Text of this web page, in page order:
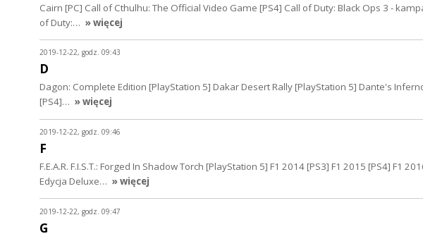
Cairn [PC] Call of Cthulhu: The Official Video Game [PS4] Call of Duty: Black Ops 3 -
of Duty:… » więcej
2019-12-22, godz. 09:43
D
Dagon: Complete Edition [PlayStation 5] Dakar Desert Rally [PlayStation 5] Dante's
[PS4]… » więcej
2019-12-22, godz. 09:46
F
F.E.A.R. F.I.S.T.: Forged In Shadow Torch [PlayStation 5] F1 2014 [PS3] F1 2015 [PS4] F1
Edycja Deluxe… » więcej
2019-12-22, godz. 09:47
G